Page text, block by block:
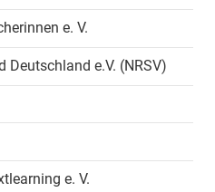
e. V.
e.V. (NRSV)
e. V.